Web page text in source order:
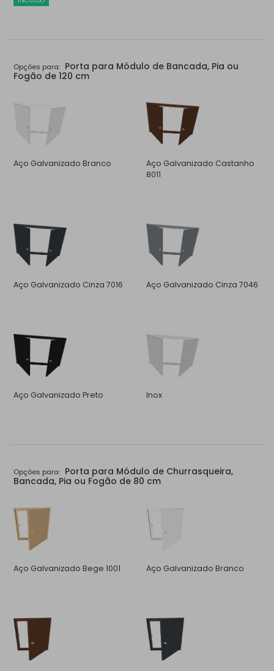
Opções para: Porta para Módulo de Bancada, Pia ou
Fogão de 120 cm
Aço Galvanizado Branco
Aço Galvanizado Castanho
8011
Aço Galvanizado Cinza 7016 Aço Galvanizado Cinza 7046
Aço Galvanizado Preto Inox
Opções para: Porta para Módulo de Churrasqueira,
Bancada, Pia ou Fogão de 80 cm
Aço Galvanizado Bege 1001 Aço Galvanizado Branco